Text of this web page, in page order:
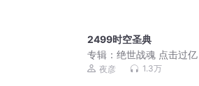
2499时空圣典
专辑：绝世战魂 点击过
双播VIP免费
夜彦 1.3万